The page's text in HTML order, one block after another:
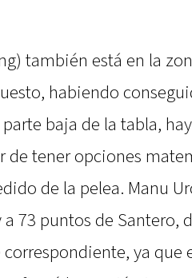
también está en la
habiendo
baja de la tabla,
de tener opciones
de la pelea. Manu
73 puntos de Santero,
ya que